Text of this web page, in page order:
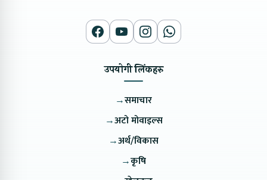
उपयोगी लिंकहरु
→समाचार
→अटो मोवाइल्स
→अर्थ/विकास
→कृषि